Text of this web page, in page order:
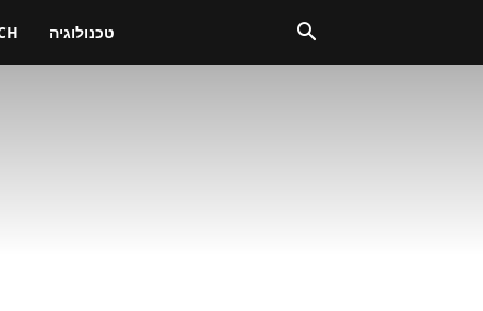
טכנולוגיה